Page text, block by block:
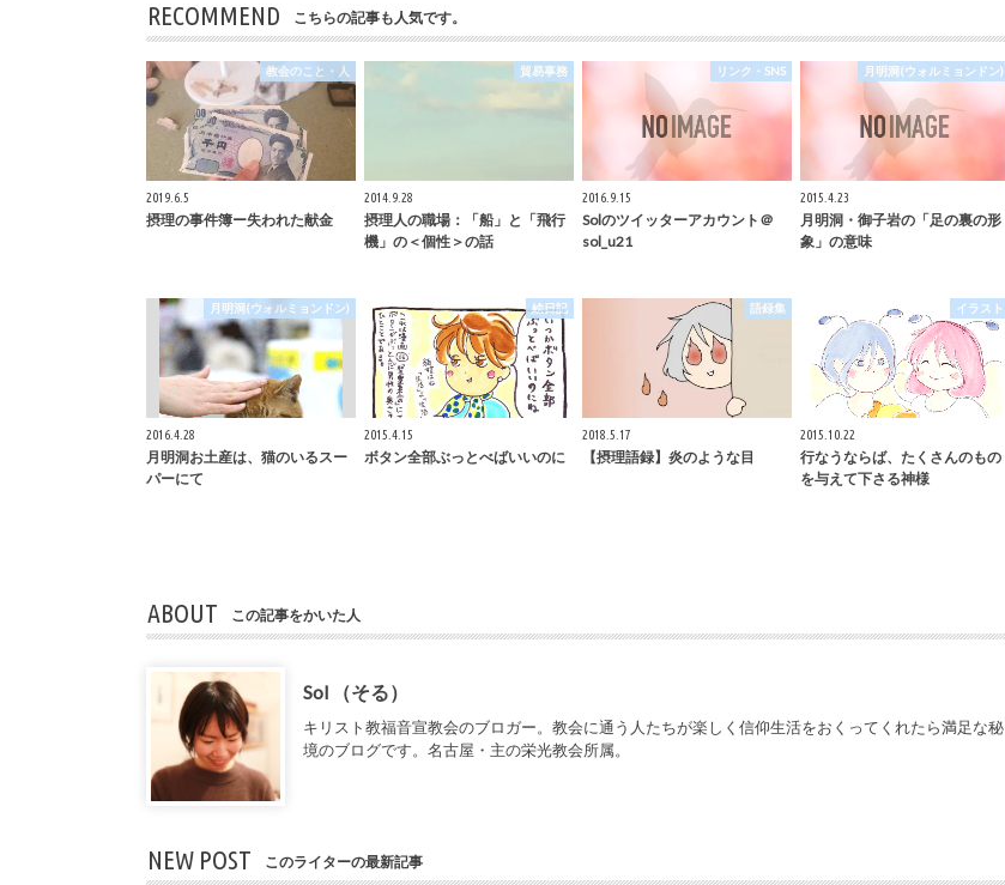
RECOMMEND こちらの記事も人気です。
教会のこと・人
2019.6.5
摂理の事件簿ー失われた献金
貿易事務
2014.9.28
摂理人の職場：「船」と「飛行
機」の＜個性＞の話
リンク・SNS
2016.9.15
Solのツイッターアカウント＠
sol_u21
月明洞(ウォルミョンドン)
2015.4.23
月明洞・御子岩の「足の裏の形
象」の意味
月明洞(ウォルミョンドン)
2016.4.28
月明洞お土産は、猫のいるスー
パーにて
絵日記
2015.4.15
ボタン全部ぶっとべばいいのに
語録集
2018.5.17
【摂理語録】炎のような目
イラスト
2015.10.22
行なうならば、たくさんのもの
を与えて下さる神様
ABOUT この記事をかいた人
Sol （そる）
キリスト教福音宣教会のブロガー。教会に通う人たちが楽しく信仰生活をおくってくれたら満足な秘
境のブログです。名古屋・主の栄光教会所属。
NEW POST このライターの最新記事